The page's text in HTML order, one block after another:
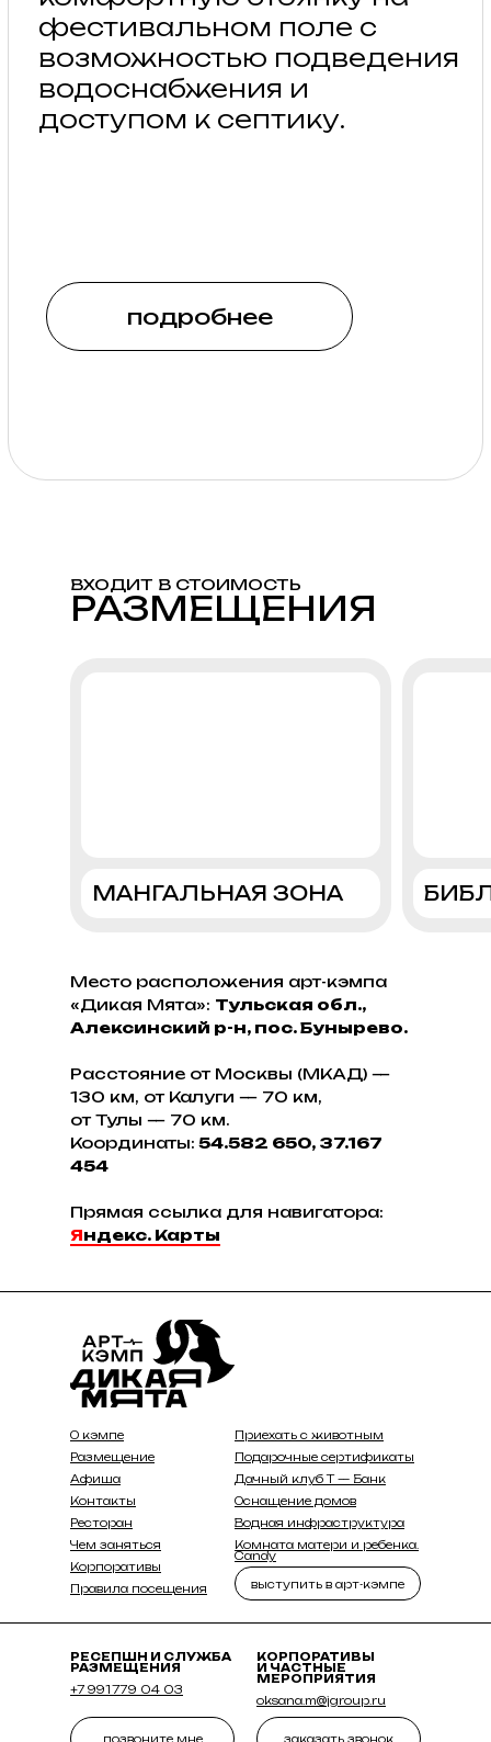
ВХОДИТ В СТОИМОСТЬ
РАЗМЕЩЕНИЯ
МАНГАЛЬНАЯ ЗОНА
Место расположения арт-кэмпа
«Дикая Мята»: Тульская обл.,
Алексинский р-н, пос. Бунырево.
Расстояние от Москвы (МКАД) —
130 км, от Калуги — 70 км,
от Тулы — 70 км.
Координаты: 54.582 650, 37.167
454
Прямая ссылка для навигатора:
Яндекс. Карты
О кэмпе
Размещение
Афиша
Контакты
Ресторан
Чем заняться
Корпоративы
Правила посещения
Приехать с животным
Подарочные сертификаты
Дачный клуб Т — Банк
Оснащение домов
Водная инфраструктура
Комната матери и ребенка.
Candy
выступить в арт-кэмпе
РЕСЕПШН И СЛУЖБА
РАЗМЕЩЕНИЯ
+7 991 779 04 03
КОРПОРАТИВЫ
И ЧАСТНЫЕ
МЕРОПРИЯТИЯ
oksana.m@jgroup.ru
заказать звонок
позвоните мне